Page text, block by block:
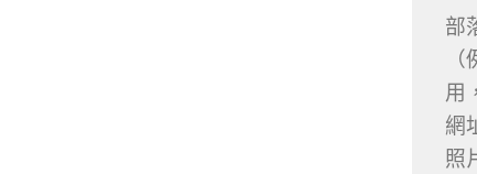
部
用
網
照